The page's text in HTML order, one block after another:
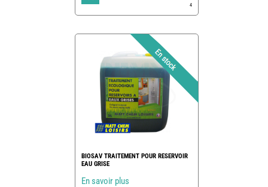
4
BIOSAV TRAITEMENT POUR RESERVOIR
EAU GRISE
En savoir plus